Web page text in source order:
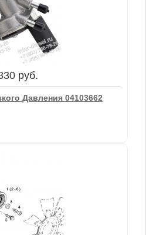
корзину
руб.
Давления 04103662